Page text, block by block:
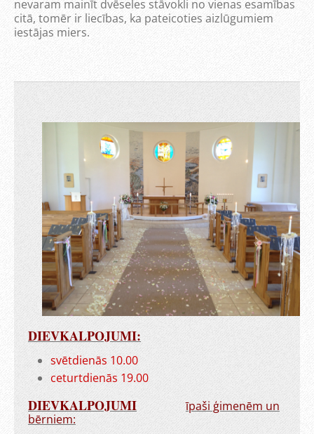
nevaram mainīt dvēseles stāvokli no vienas esamības
citā, tomēr ir liecības, ka pateicoties aizlūgumiem
iestājas miers.
DIEVKALPOJUMI:
svētdienās 10.00
ceturtdienās 19.00
DIEVKALPOJUMI
īpaši ģimenēm un
bērniem: